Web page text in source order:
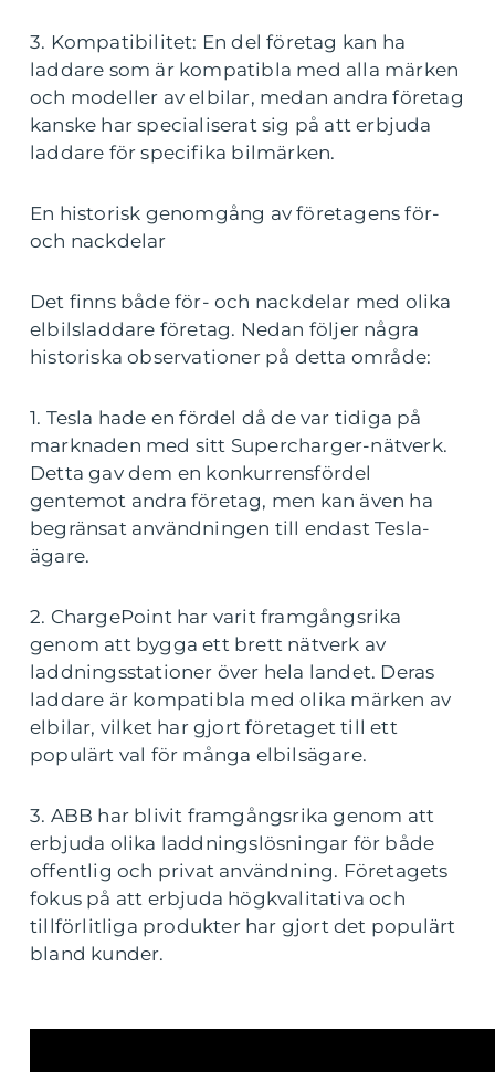
3. Kompatibilitet: En del företag kan ha
laddare som är kompatibla med alla märken
och modeller av elbilar, medan andra företag
kanske har specialiserat sig på att erbjuda
laddare för specifika bilmärken.
En historisk genomgång av företagens för-
och nackdelar
Det finns både för- och nackdelar med olika
elbilsladdare företag. Nedan följer några
historiska observationer på detta område:
1. Tesla hade en fördel då de var tidiga på
marknaden med sitt Supercharger-nätverk.
Detta gav dem en konkurrensfördel
gentemot andra företag, men kan även ha
begränsat användningen till endast Tesla-
ägare.
2. ChargePoint har varit framgångsrika
genom att bygga ett brett nätverk av
laddningsstationer över hela landet. Deras
laddare är kompatibla med olika märken av
elbilar, vilket har gjort företaget till ett
populärt val för många elbilsägare.
3. ABB har blivit framgångsrika genom att
erbjuda olika laddningslösningar för både
offentlig och privat användning. Företagets
fokus på att erbjuda högkvalitativa och
tillförlitliga produkter har gjort det populärt
bland kunder.